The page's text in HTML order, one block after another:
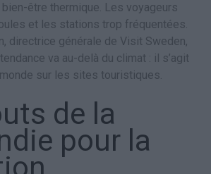
bien-être thermique. Les voyageurs
et les stations trop fréquentées.
directrice générale de Visit Sweden,
va au-delà du climat : il s’agit
sur les sites touristiques.
de la
pour la